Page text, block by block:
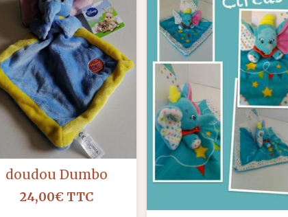
doudou Dumbo
24,00€ TTC